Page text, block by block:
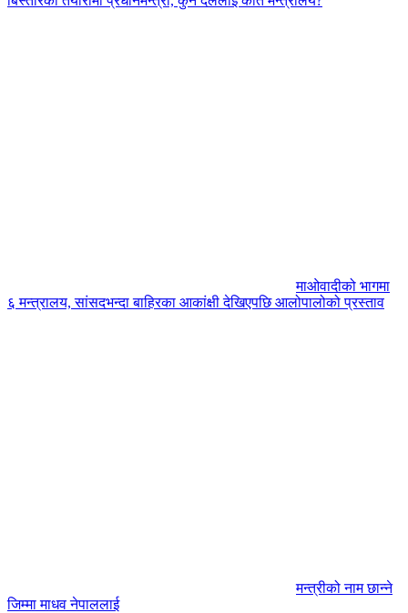
माओवादीको भागमा
६ मन्त्रालय, सांसदभन्दा बाहिरका आकांक्षी देखिएपछि आलोपालोको प्रस्ताव
मन्त्रीको नाम छान्ने
जिम्मा माधव नेपाललाई